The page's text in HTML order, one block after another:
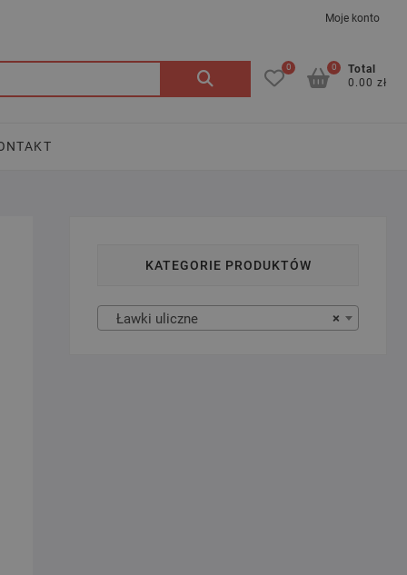
Moje konto
Szukaj: 0
Total
0.00 zł
0
KATEGORIE PRODUKTÓW
×
Ławki uliczne